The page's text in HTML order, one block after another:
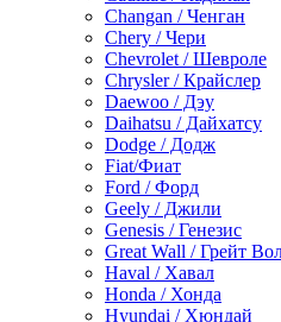
Changan / Ченган
Chery / Чери
Chevrolet / Шевроле
Chrysler / Крайслер
Daewoo / Дэу
Daihatsu / Дайхатсу
Dodge / Додж
Fiat/Фиат
Ford / Форд
Geely / Джили
Genesis / Генезис
Great Wall / Грейт
Haval / Хавал
Honda / Хонда
Hyundai / Хюндай